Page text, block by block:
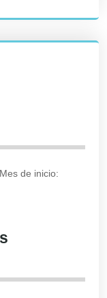
Mes de inicio: